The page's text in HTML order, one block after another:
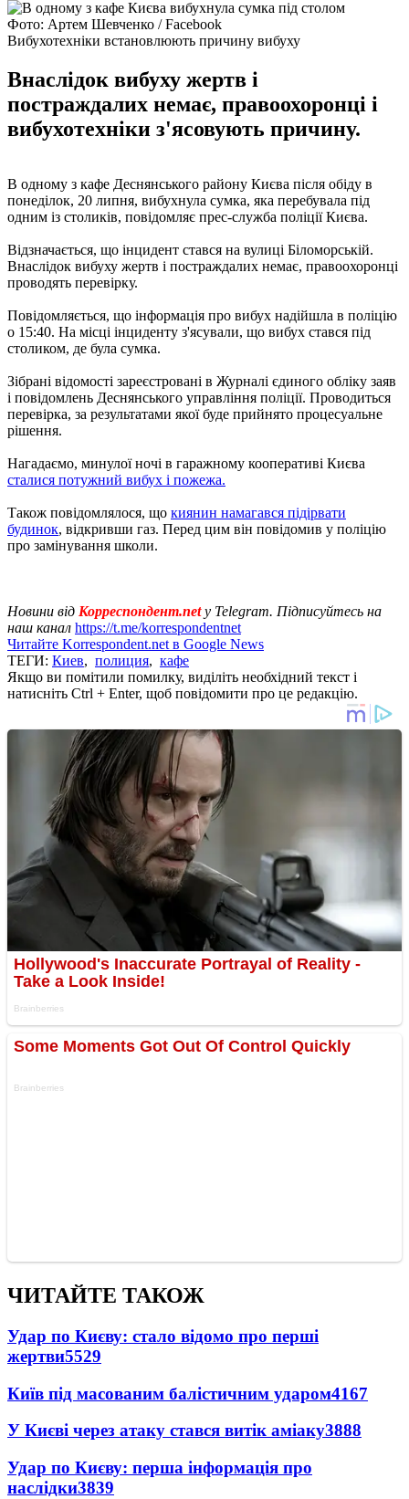
Фото: Артем Шевченко / Facebook
Вибухотехніки встановлюють причину вибуху
Внаслідок вибуху жертв і
постраждалих немає, правоохоронці і
вибухотехніки з'ясовують причину.
В одному з кафе Деснянського району Києва після обіду в
понеділок, 20 липня, вибухнула сумка, яка перебувала під
одним із столиків, повідомляє прес-служба поліції Києва.
Відзначається, що інцидент стався на вулиці Біломорській.
Внаслідок вибуху жертв і постраждалих немає, правоохоронці
проводять перевірку.
Повідомляється, що інформація про вибух надійшла в поліцію
о 15:40. На місці інциденту з'ясували, що вибух стався під
столиком, де була сумка.
Зібрані відомості зареєстровані в Журналі єдиного обліку заяв
і повідомлень Деснянського управління поліції. Проводиться
перевірка, за результатами якої буде прийнято процесуальне
рішення.
Нагадаємо, минулої ночі в гаражному кооперативі Києва
сталися потужний вибух і пожежа.
Також повідомлялося, що киянин намагався підірвати
будинок, відкривши газ. Перед цим він повідомив у поліцію
про замінування школи.
Новини від Корреспондент.net у Telegram. Підписуйтесь на
наш канал https://t.me/korrespondentnet
Читайте Korrespondent.net в Google News
ТЕГИ: Киев, полиция, кафе
Якщо ви помітили помилку, виділіть необхідний текст і
натисніть Ctrl + Enter, щоб повідомити про це редакцію.
ЧИТАЙТЕ ТАКОЖ
Удар по Києву: стало відомо про перші
жертви5529
Київ під масованим балістичним ударом4167
У Києві через атаку стався витік аміаку3888
Удар по Києву: перша інформація про
наслідки3839